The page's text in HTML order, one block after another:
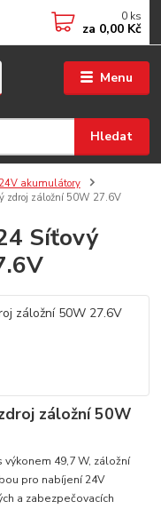
Menu
Hledat
0 ks
za 0,00 Kč
akumulátory
zdroj záložní 50W 27.6V
Síťový
záložní 50W
49,7 W, záložní
pro nabíjení 24V
a zabezpečovacích